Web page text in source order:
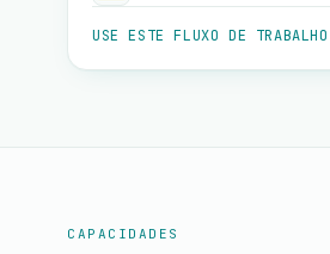
USE ESTE FLUXO DE TRABALHO
CAPACIDADES